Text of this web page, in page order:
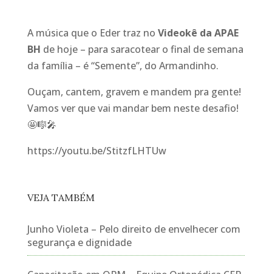
A música que o Eder traz no Videokê da APAE
BH de hoje – para saracotear o final de semana
da família – é “Semente”, do Armandinho.
Ouçam, cantem, gravem e mandem pra gente!
Vamos ver que vai mandar bem neste desafio!
🤩🎼🎤
https://youtu.be/StitzfLHTUw
VEJA TAMBÉM
Junho Violeta – Pelo direito de envelhecer com
segurança e dignidade